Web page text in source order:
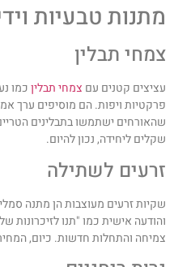
טבעיות
תבלין
קטנים עםצמחי תבליןכמו
ויפות. הם מוסיפים ערך
ליחידה, נכון להיום.
לשתילה
זרעים מעוצבות הן מתנה
אישית כמו "תנו לזיכרונות
והתחלות חדשות. כיום, המחיר נע בין 3-7 שקלים